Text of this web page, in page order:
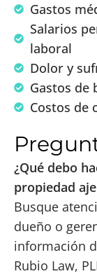
Gastos
Salarios
laboral
Dolor y
Gastos de
Costos de
¿Qué debo
propiedad
Busque
dueño o
información
Rubio Law,